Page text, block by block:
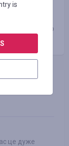
близько
це дуже
is